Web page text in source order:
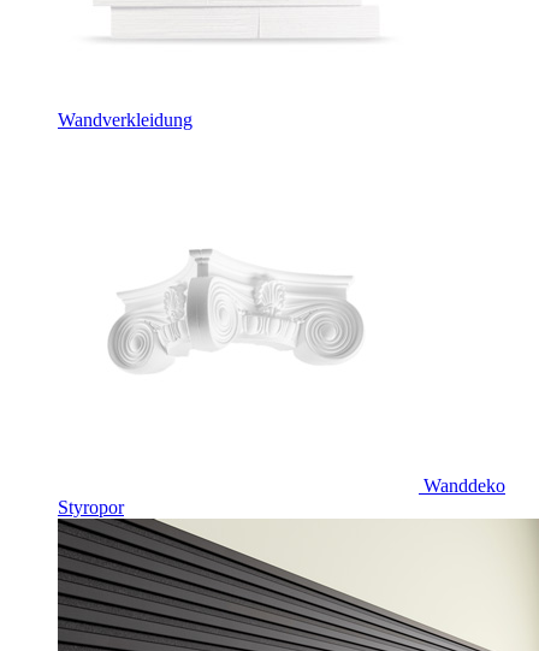
Wandverkleidung
Wanddeko
Styropor